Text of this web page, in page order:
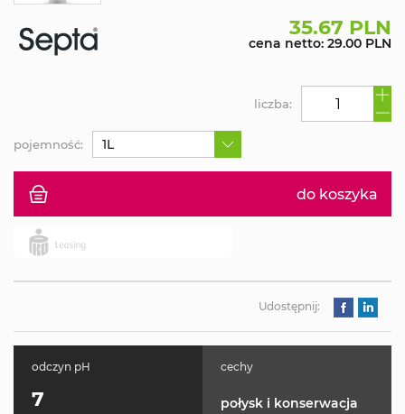
35.67 PLN
cena netto: 29.00 PLN
do koszyka
liczba:
pojemność: 1L
Udostępnij:
odczyn pH
7
cechy
połysk i konserwacja